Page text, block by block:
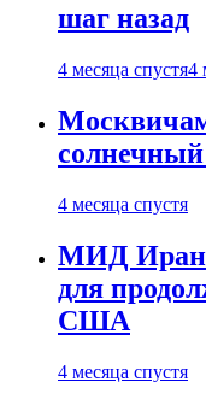
шаг назад
4 месяца спустя4
солнечный
4 месяца спустя
МИД Ирана
для
США
4 месяца спустя